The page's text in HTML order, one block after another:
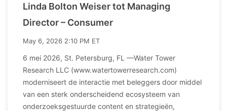
Linda Bolton Weiser tot Managing
Director – Consumer
May 6, 2026 2:10 PM ET
6 mei 2026, St. Petersburg, FL —Water Tower
Research LLC (www.watertowerresearch.com)
moderniseert de interactie met beleggers door middel
van een sterk onderscheidend ecosysteem van
onderzoeksgestuurde content en strategieën,